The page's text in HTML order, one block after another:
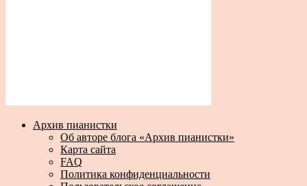
Архив пианистки
Об авторе блога «Архив пианистки»
Карта сайта
FAQ
Политика конфиденциальности